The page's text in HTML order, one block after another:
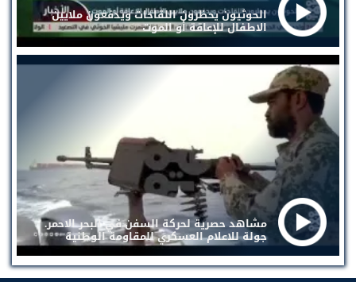
الحوثيون يحظرون اللقاحات ويدفعون ملايين
الاطفال للإعاقة أو الموت
مشاهد حصرية لحركة السفن في البحر الاحمر.
جولة للاعلام العسكري للمقاومة الوطنية